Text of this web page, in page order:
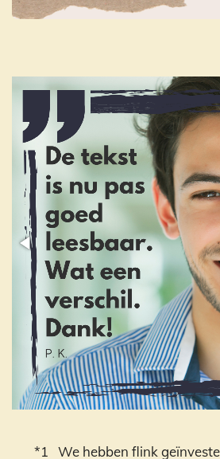
*1 We hebben flink